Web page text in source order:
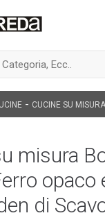
- CUCINE SU MISURA
misura
opaco
di